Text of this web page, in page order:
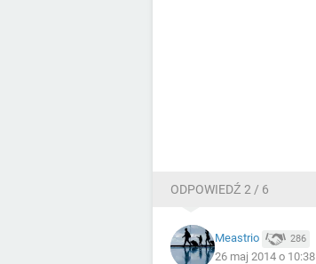
ODPOWIEDŹ 2 / 6
Meastrio 286
26 maj 2014 o 10:38